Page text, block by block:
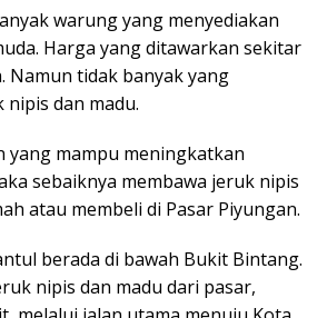
warung yang menyediakan
Harga yang ditawarkan sekitar
Namun tidak banyak yang
nipis dan madu.
yang mampu meningkatkan
sebaiknya membawa jeruk nipis
atau membeli di Pasar Piyungan.
berada di bawah Bukit Bintang.
nipis dan madu dari pasar,